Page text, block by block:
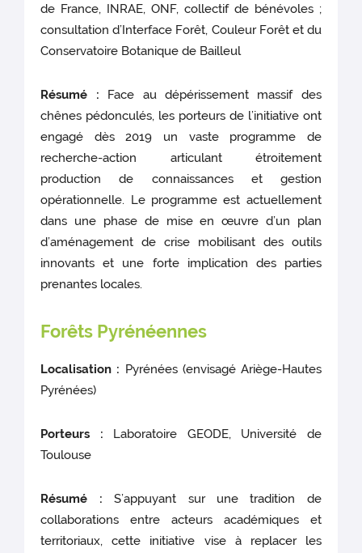
de France, INRAE, ONF, collectif de bénévoles ;
consultation d’Interface Forêt, Couleur Forêt et du
Conservatoire Botanique de Bailleul
Résumé : Face au dépérissement massif des
chênes pédonculés, les porteurs de l’initiative ont
engagé dès 2019 un vaste programme de
recherche-action articulant étroitement
production de connaissances et gestion
opérationnelle. Le programme est actuellement
dans une phase de mise en œuvre d’un plan
d’aménagement de crise mobilisant des outils
innovants et une forte implication des parties
prenantes locales.
Forêts Pyrénéennes
Localisation : Pyrénées (envisagé Ariège-Hautes
Pyrénées)
Porteurs : Laboratoire GEODE, Université de
Toulouse
Résumé : S’appuyant sur une tradition de
collaborations entre acteurs académiques et
territoriaux, cette initiative vise à replacer les